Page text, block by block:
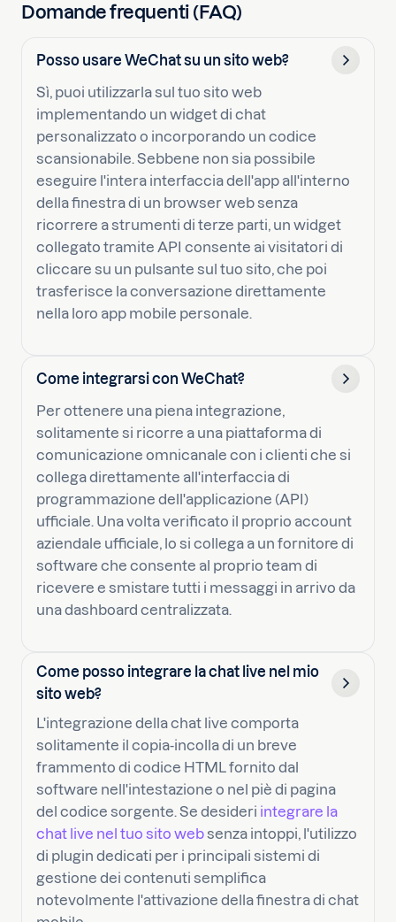
Domande frequenti (FAQ)
Posso usare WeChat su un sito web?
Sì, puoi utilizzarla sul tuo sito web
implementando un widget di chat
personalizzato o incorporando un codice
scansionabile. Sebbene non sia possibile
eseguire l'intera interfaccia dell'app all'interno
della finestra di un browser web senza
ricorrere a strumenti di terze parti, un widget
collegato tramite API consente ai visitatori di
cliccare su un pulsante sul tuo sito, che poi
trasferisce la conversazione direttamente
nella loro app mobile personale.
Come integrarsi con WeChat?
Per ottenere una piena integrazione,
solitamente si ricorre a una piattaforma di
comunicazione omnicanale con i clienti che si
collega direttamente all'interfaccia di
programmazione dell'applicazione (API)
ufficiale. Una volta verificato il proprio account
aziendale ufficiale, lo si collega a un fornitore di
software che consente al proprio team di
ricevere e smistare tutti i messaggi in arrivo da
una dashboard centralizzata.
Come posso integrare la chat live nel mio
sito web?
L'integrazione della chat live comporta
solitamente il copia-incolla di un breve
frammento di codice HTML fornito dal
software nell'intestazione o nel piè di pagina
del codice sorgente. Se desideri integrare la
chat live nel tuo sito websenza intoppi, l'utilizzo
di plugin dedicati per i principali sistemi di
gestione dei contenuti semplifica
notevolmente l'attivazione della finestra di chat